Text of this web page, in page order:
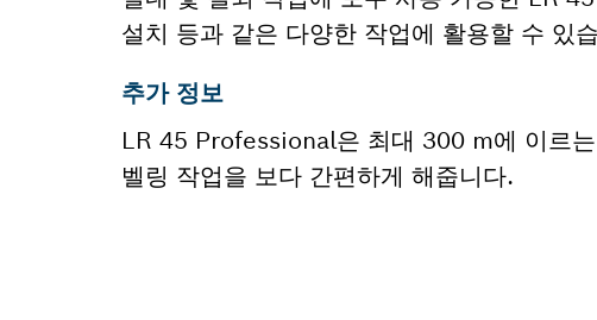
설치 등과 같은 다양한 작업에 활용할 수 있
추가 정보
LR 45 Professional은 최대 300 m에 이르
벨링 작업을 보다 간편하게 해줍니다.